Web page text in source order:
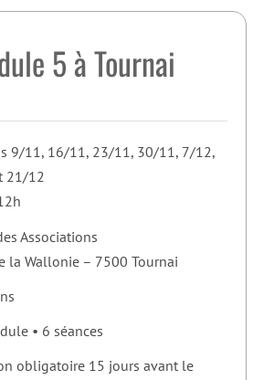
5 à Tournai
9/11, 16/11, 23/11, 30/11, 7/12,
21/12
Associations
la Wallonie – 7500 Tournai
• 6 séances
obligatoire 15 jours avant le